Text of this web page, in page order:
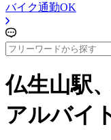
バイク通勤OK
仏生山駅
アルバイ